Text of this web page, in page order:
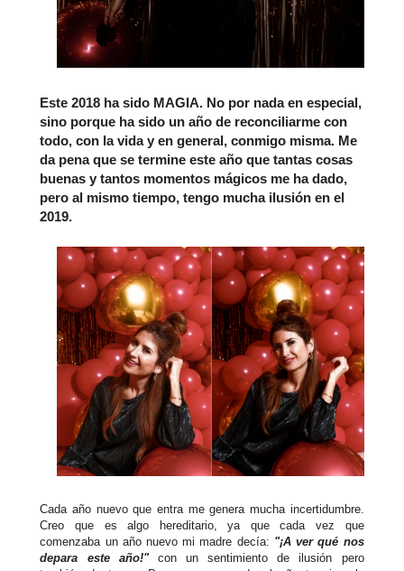
Este 2018 ha sido MAGIA. No por nada en especial,
sino porque ha sido un año de reconciliarme con
todo, con la vida y en general, conmigo misma. Me
da pena que se termine este año que tantas cosas
buenas y tantos momentos mágicos me ha dado,
pero al mismo tiempo, tengo mucha ilusión en el
2019.
Cada año nuevo que entra me genera mucha incertidumbre.
Creo que es algo hereditario, ya que cada vez que
comenzaba un año nuevo mi madre decía: "¡A ver qué nos
depara este año!"con un sentimiento de ilusión pero